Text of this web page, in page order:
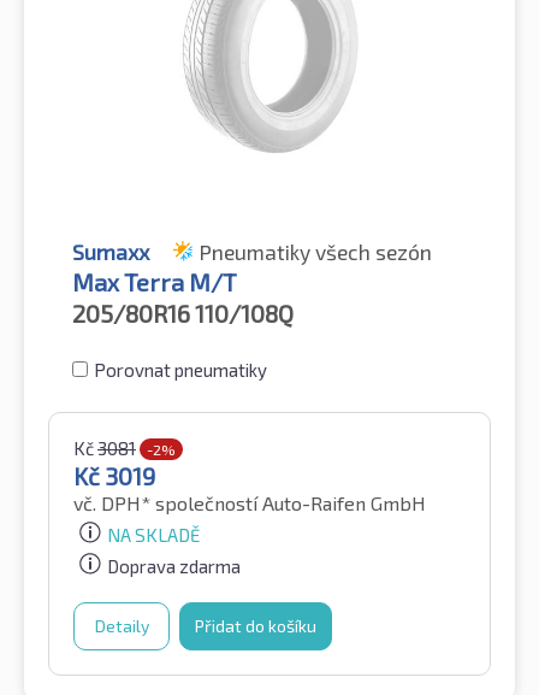
Sumaxx Pneumatiky všech sezón
Max Terra M/T
205/80R16110/108Q
Porovnat pneumatiky
Kč3081 -2%
Kč 3019
vč. DPH* společností Auto-Raifen GmbH
NA SKLADĚ
Doprava zdarma
Detaily Přidat do košíku